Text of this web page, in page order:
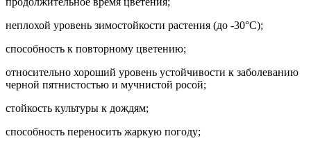
неплохой уровень зимостойкости растения (до -30°С);
способность к повторному цветению;
относительно хороший уровень устойчивости к заболеванию
черной пятнистостью и мучнистой росой;
стойкость культуры к дождям;
способность переносить жаркую погоду;